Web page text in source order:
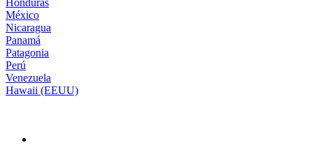
Honduras
México
Nicaragua
Panamá
Patagonia
Perú
Venezuela
Hawaii (EEUU)